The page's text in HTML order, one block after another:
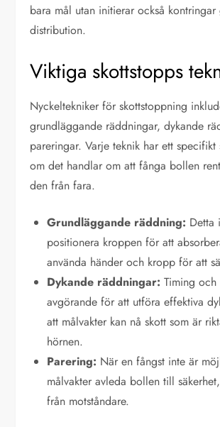
bara mål utan initierar också kontringar
distribution.
Viktiga skottstopps
Nyckeltekniker för skottstoppning
grundläggande räddningar, dykande
pareringar. Varje teknik har ett specifikt
om det handlar om att fånga bollen
den från fara.
Grundläggande räddning: Detta
positionera kroppen för att
använda händer och kropp för att
Dykande räddningar: Timing och
avgörande för att utföra effektiva
att målvakter kan nå skott som är
hörnen.
Parering: När en fångst inte är
målvakter avleda bollen till
från motståndare.